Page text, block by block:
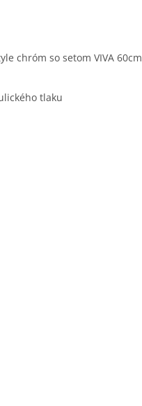
chróm so setom VIVA 60cm
tlaku